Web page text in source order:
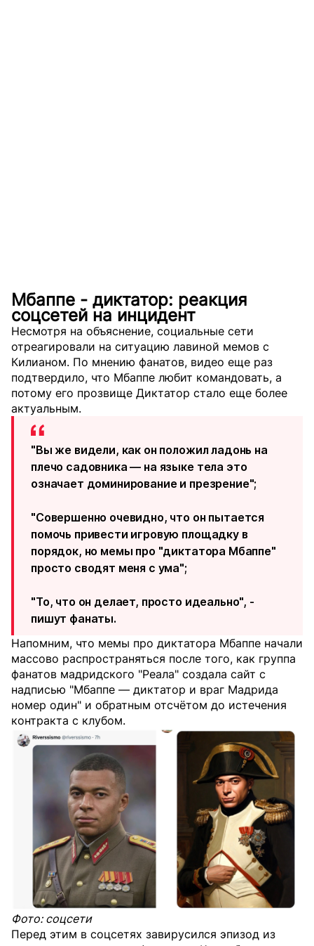
Мбаппе - диктатор: реакция
соцсетей на инцидент
Несмотря на объяснение, социальные сети
отреагировали на ситуацию лавиной мемов с
Килианом. По мнению фанатов, видео еще раз
подтвердило, что Мбаппе любит командовать, а
потому его прозвище Диктатор стало еще более
актуальным.
"Вы же видели, как он положил ладонь на
плечо садовника — на языке тела это
означает доминирование и презрение";
"Совершенно очевидно, что он пытается
помочь привести игровую площадку в
порядок, но мемы про "диктатора Мбаппе"
просто сводят меня с ума";
"То, что он делает, просто идеально", -
пишут фанаты.
Напомним, что мемы про диктатора Мбаппе начали
массово распространяться после того, как группа
фанатов мадридского "Реала" создала сайт с
надписью "Мбаппе — диктатор и враг Мадрида
номер один" и обратным отсчётом до истечения
контракта с клубом.
Фото: соцсети
Перед этим в соцсетях завирусился эпизод из